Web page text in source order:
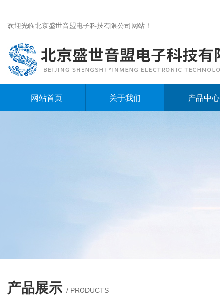
欢迎光临北京盛世音盟电子科技有限公司网站！
网站首页 关于我们 产品中心
产品展示 / PRODUCTS